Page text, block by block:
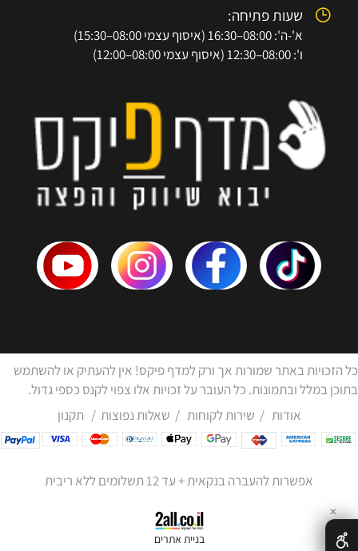
שעות פתיחה:
א'-ה': 08:00–16:30 (איסוף עצמי 08:00–15:30)
ו': 08:00–12:30 (איסוף עצמי 08:00–12:00)
כל הזכויות באתר שמורות אך ורק למדף פיקס! אין להעתיק או להשתמש
בתוכן במלל ובתמונות. כל העובר על זכויות אלו צפוי לקנס כספי גדול.
אודות / שירות לקוחות / שאלות נפוצות / תקנון
אפשרות להעברה בנקאית + עד 12 תשלומים ללא ריבית
בניית אתרים
✕